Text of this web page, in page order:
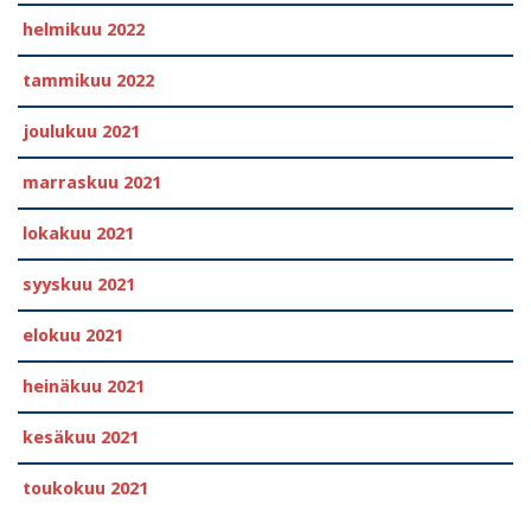
helmikuu 2022
tammikuu 2022
joulukuu 2021
marraskuu 2021
lokakuu 2021
syyskuu 2021
elokuu 2021
heinäkuu 2021
kesäkuu 2021
toukokuu 2021